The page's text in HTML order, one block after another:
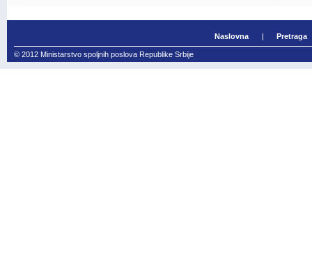
Naslovna Pretraga
© 2012 Ministarstvo spoljnih poslova Republike Srbije